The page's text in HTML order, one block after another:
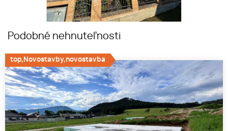
Podobné nehnuteľnosti
top,Novostavby,novostavba